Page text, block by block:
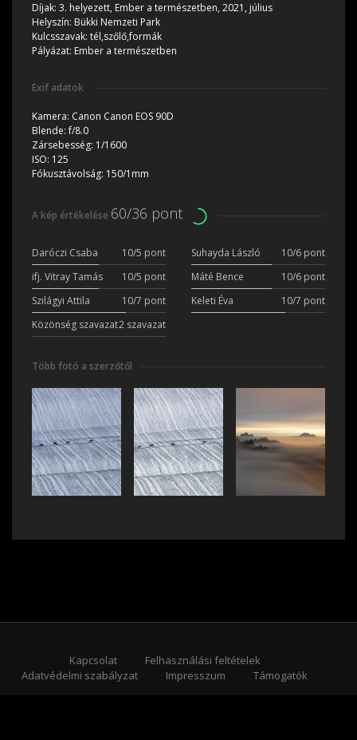
Díjak: 3. helyezett, Ember a természetben, 2021, július
Helyszín: Bükki Nemzeti Park
Kulcsszavak: tél,szőlő,formák
Pályázat: Ember a természetben
Exif adatok
Kamera: Canon Canon EOS 90D
Blende:f/8.0
Zársebesség: 1/1600
ISO: 125
Fókusztávolság: 150/1mm
A kép értékelése 60/36 pont
Daróczi Csaba 10/5 pont Suhayda László
10/6 pont
ifj. Vitray Tamás
10/5 pont Máté Bence
10/6 pont
Szilágyi Attila
10/7 pont Keleti Éva
10/7 pont
Közönség szavazat2 szavazat
Több fotó a szerzőtől
Kapcsolat
Felhasználási feltételek
Adatvédelmi szabályzat
Impresszum
Támogatók